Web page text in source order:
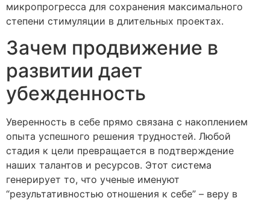
микропрогресса для сохранения максимального
степени стимуляции в длительных проектах.
Зачем продвижение в
развитии дает
убежденность
Уверенность в себе прямо связана с накоплением
опыта успешного решения трудностей. Любой
стадия к цели превращается в подтверждение
наших талантов и ресурсов. Этот система
генерирует то, что ученые именуют
“результативностью отношения к себе” – веру в